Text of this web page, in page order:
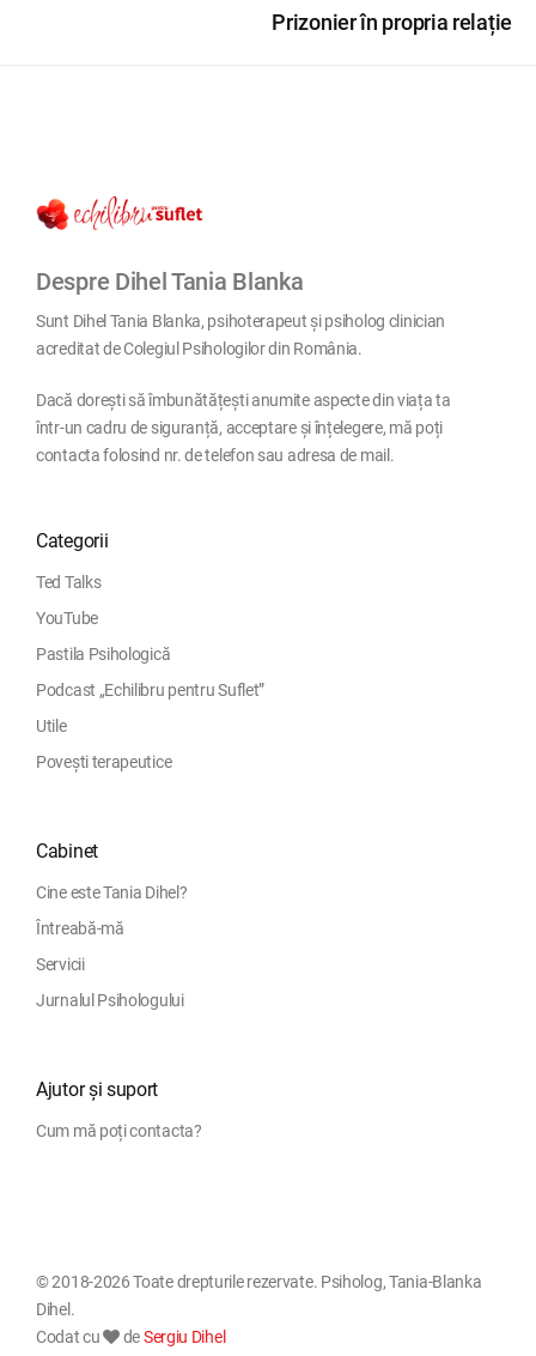
Prizonier în propria relație
Despre Dihel Tania Blanka
Sunt Dihel Tania Blanka, psihoterapeut și psiholog clinician
acreditat de Colegiul Psihologilor din România.
Dacă dorești să îmbunătățești anumite aspecte din viața ta
într-un cadru de siguranță, acceptare și înțelegere, mă poți
contacta folosind nr. de telefon sau adresa de mail.
Categorii
Ted Talks
YouTube
Pastila Psihologică
Podcast „Echilibru pentru Suflet”
Utile
Povești terapeutice
Cabinet
Cine este Tania Dihel?
Întreabă-mă
Servicii
Jurnalul Psihologului
Ajutor și suport
Cum mă poți contacta?
© 2018-2026 Toate drepturile rezervate. Psiholog, Tania-Blanka
Dihel.
Codat cu
deSergiu Dihel